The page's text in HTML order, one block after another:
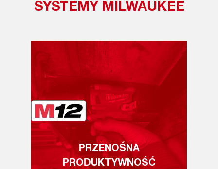
SYSTEMY MILWAUKEE
PRZENOŚNA
PRODUKTYWNOŚĆ